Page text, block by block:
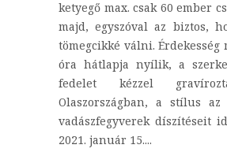
ketyegő max. csak 60 ember
majd, egyszóval az biztos,
tömegcikké válni. Érdekesség
óra hátlapja nyílik, a
fedelet kézzel
Olaszországban, a stílus
vadászfegyverek díszítéseit
2021. január 15....